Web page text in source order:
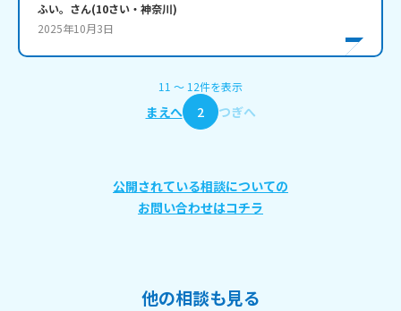
ふい。 さん(10さい・ 神奈川)
2025年10月3日
11 〜 12件を表示
まえへ 2 つぎへ
公開されている相談についての
お問い合わせはコチラ
他の相談も見る